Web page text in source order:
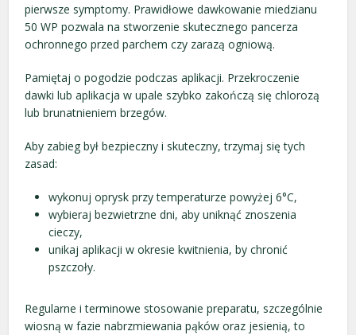
pierwsze symptomy. Prawidłowe dawkowanie miedzianu
50 WP pozwala na stworzenie skutecznego pancerza
ochronnego przed parchem czy zarazą ogniową.
Pamiętaj o pogodzie podczas aplikacji. Przekroczenie
dawki lub aplikacja w upale szybko zakończą się chlorozą
lub brunatnieniem brzegów.
Aby zabieg był bezpieczny i skuteczny, trzymaj się tych
zasad:
wykonuj oprysk przy temperaturze powyżej 6°C,
wybieraj bezwietrzne dni, aby uniknąć znoszenia
cieczy,
unikaj aplikacji w okresie kwitnienia, by chronić
pszczoły.
Regularne i terminowe stosowanie preparatu, szczególnie
wiosną w fazie nabrzmiewania pąków oraz jesienią, to